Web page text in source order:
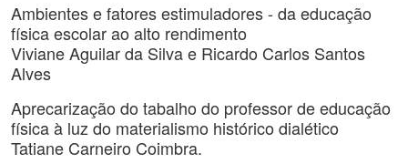
Ambientes e fatores estimuladores - da educação
física escolar ao alto rendimento
Viviane Aguilar da Silva e Ricardo Carlos Santos
Alves
Aprecarização do tabalho do professor de educação
física à luz do materialismo histórico dialético
Tatiane Carneiro Coimbra.